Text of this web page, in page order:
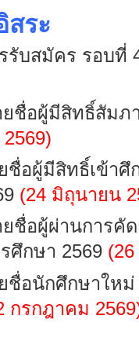
สระ
รับสมัคร รอบที่
ยชื่อผู้มีสิทธิ์สัม
2569)
ชื่อผู้มีสิทธิ์เข้า
(24 มิถุนายน
ชื่อผู้ผ่านการคัด
ศึกษา 2569 (26
ยชื่อนักศึกษาให
กรกฎาคม 2569